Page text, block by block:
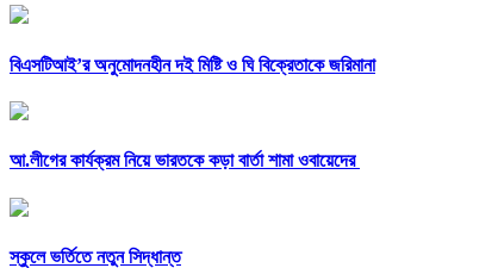
বিএসটিআই’র অনুমোদনহীন দই মিষ্টি ও ঘি বিক্রেতাকে জরিমানা
আ.লীগের কার্যক্রম নিয়ে ভারতকে কড়া বার্তা শামা ওবায়েদের
স্কুলে ভর্তিতে নতুন সিদ্ধান্ত